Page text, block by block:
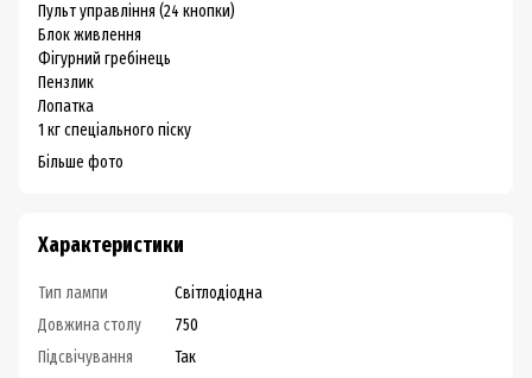
Пульт управління (24 кнопки)
Блок живлення
Фігурний гребінець
Пензлик
Лопатка
1 кг спеціального піску
Більше фото
Характеристики
Тип лампи
Світлодіодна
Довжина столу
750
Підсвічування
Так